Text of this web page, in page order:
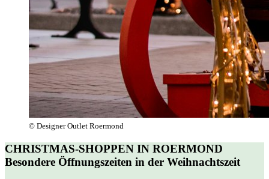
© Designer Outlet Roermond
CHRISTMAS-SHOPPEN IN ROERMOND
Besondere Öffnungszeiten in der Weihnachtszeit